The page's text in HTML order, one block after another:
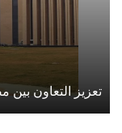
تعزيز التعاون